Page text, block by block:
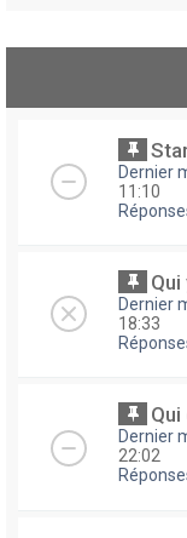
Dernier
11:10
Qui
Dernier
18:33
Dernier
22:02